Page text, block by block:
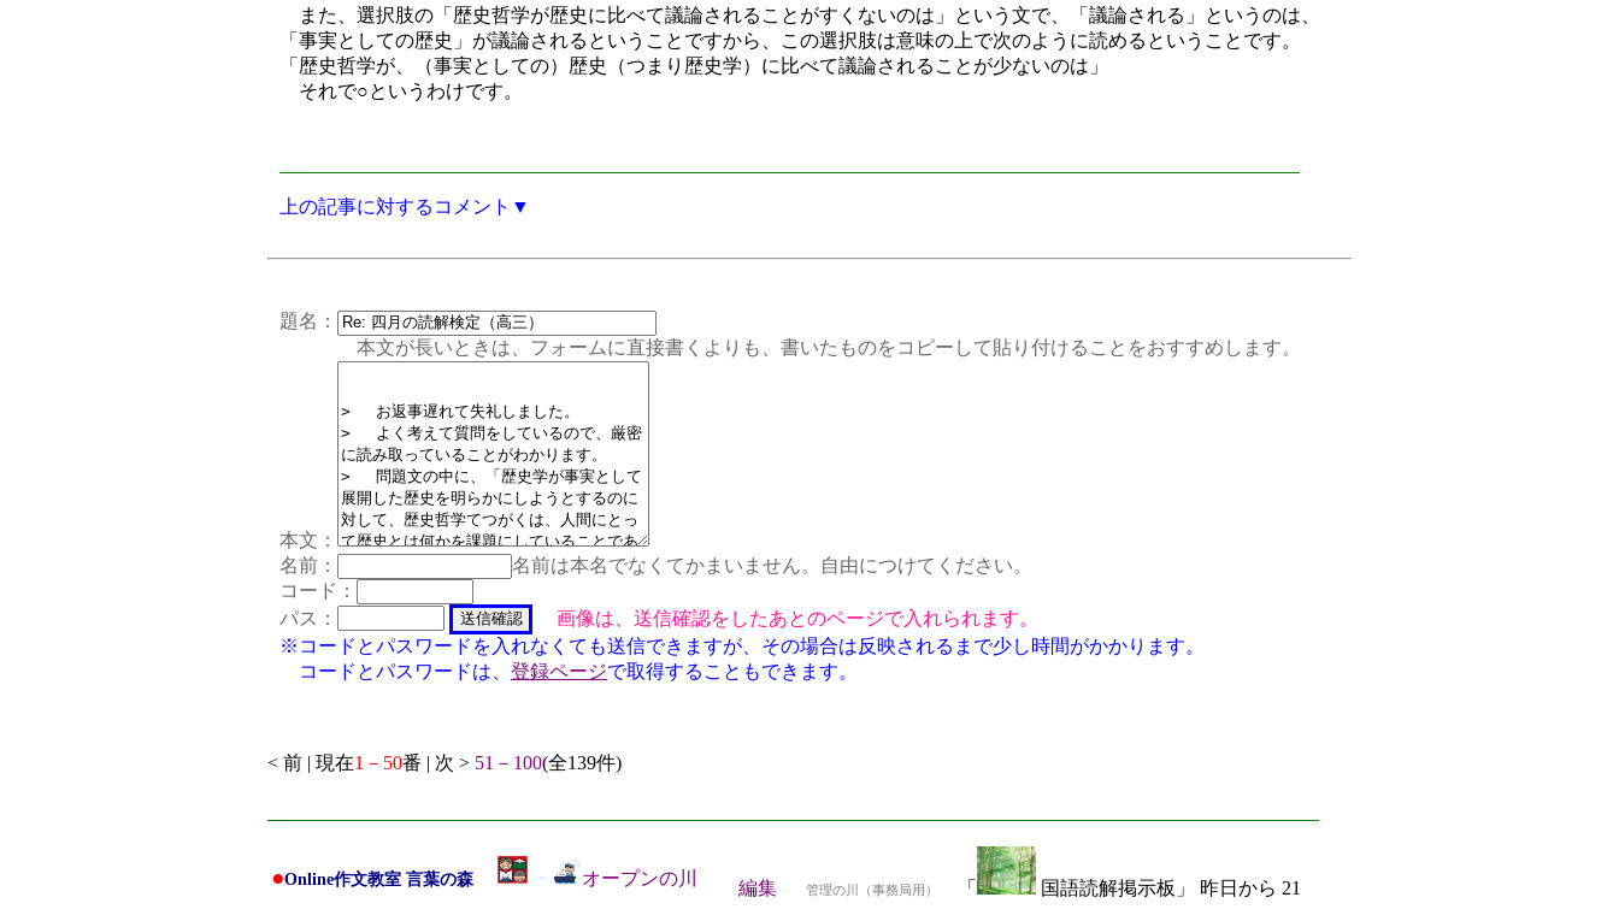
また、選択肢の「歴史哲学が歴史に比べて議論されることがすくないのは」という文で、「議論される」というのは、
「事実としての歴史」が議論されるということですから、この選択肢は意味の上で次のように読めるということです。
「歴史哲学が、（事実としての）歴史（つまり歴史学）に比べて議論されることが少ないのは」
それで○というわけです。
上の記事に対するコメント▼
題名：
本文が長いときは、フォームに直接書くよりも、書いたものをコピーして貼り付けることをおすすめします。
本文：
名前：
名前は本名でなくてかまいません。自由につけてください。
コード：
パス：
画像は、送信確認をしたあとのページで入れられます。
※コードとパスワードを入れなくても送信できますが、その場合は反映されるまで少し時間がかかります。
コードとパスワードは、 登録ページで取得することもできます。
< 前 | 現在1－50番 | 次 > 51－100(全139件)
●Online作文教室 言葉の森 オープンの川 編集 管理の川（事務局用） 「 国語読解掲示板」 昨日から 21